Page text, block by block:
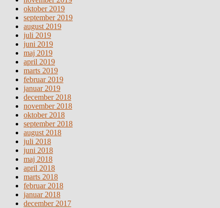
oktober 2019
september 2019
august 2019
juli 2019
juni 2019
maj 2019
april 2019
marts 2019
februar 2019
januar 2019
december 2018
november 2018
oktober 2018
september 2018
august 2018
juli 2018
juni 2018
maj 2018
april 2018
marts 2018
februar 2018
januar 2018
december 2017